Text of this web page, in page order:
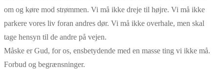
om og køre mod strømmen. Vi må ikke dreje til højre. Vi må ikke
parkere vores liv foran andres dør. Vi må ikke overhale, men skal
tage hensyn til de andre på vejen.
Måske er Gud, for os, ensbetydende med en masse ting vi ikke må.
Forbud og begrænsninger.